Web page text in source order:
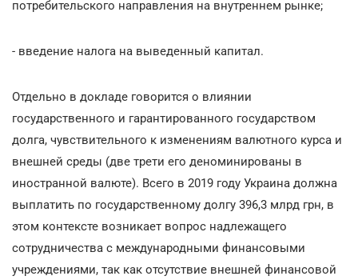
потребительского направления на внутреннем рынке;
- введение налога на выведенный капитал.
Отдельно в докладе говорится о влиянии
государственного и гарантированного государством
долга, чувствительного к изменениям валютного курса и
внешней среды (две трети его деноминированы в
иностранной валюте). Всего в 2019 году Украина должна
выплатить по государственному долгу 396,3 млрд грн, в
этом контексте возникает вопрос надлежащего
сотрудничества с международными финансовыми
учреждениями, так как отсутствие внешней финансовой